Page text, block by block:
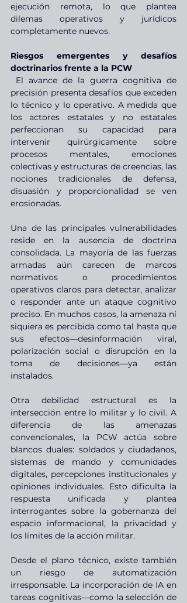
ejecución remota, lo que plantea
dilemas operativos y jurídicos
completamente nuevos.
Riesgos emergentes y desafíos
doctrinarios frente a la PCW
El avance de la guerra cognitiva de
precisión presenta desafíos que exceden
lo técnico y lo operativo. A medida que
los actores estatales y no estatales
perfeccionan su capacidad para
intervenir quirúrgicamente sobre
procesos mentales, emociones
colectivas y estructuras de creencias, las
nociones tradicionales de defensa,
disuasión y proporcionalidad se ven
erosionadas.
Una de las principales vulnerabilidades
reside en la ausencia de doctrina
consolidada. La mayoría de las fuerzas
armadas aún carecen de marcos
normativos o procedimientos
operativos claros para detectar, analizar
o responder ante un ataque cognitivo
preciso. En muchos casos, la amenaza ni
siquiera es percibida como tal hasta que
sus efectos—desinformación viral,
polarización social o disrupción en la
toma de decisiones—ya están
instalados.
Otra debilidad estructural es la
intersección entre lo militar y lo civil. A
diferencia de las amenazas
convencionales, la PCW actúa sobre
blancos duales: soldados y ciudadanos,
sistemas de mando y comunidades
digitales, percepciones institucionales y
opiniones individuales. Esto dificulta la
respuesta unificada y plantea
interrogantes sobre la gobernanza del
espacio informacional, la privacidad y
los límites de la acción militar.
Desde el plano técnico, existe también
un riesgo de automatización
irresponsable. La incorporación de IA en
tareas cognitivas—como la selección de